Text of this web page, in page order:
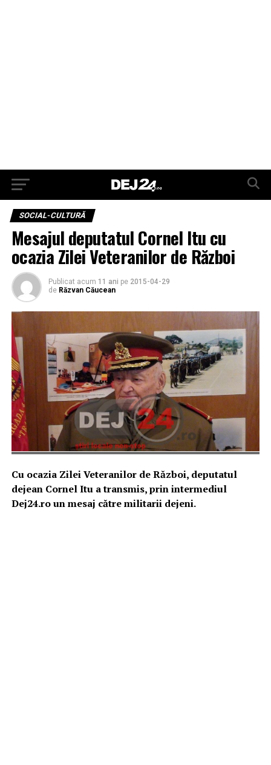
SOCIAL-CULTURĂ
Mesajul deputatul Cornel Itu cu
ocazia Zilei Veteranilor de Război
Publicat acum 11 ani pe 2015-04-29
de Răzvan Căucean
Cu ocazia Zilei Veteranilor de Război, deputatul
dejean Cornel Itu a transmis, prin intermediul
Dej24.ro un mesaj către militarii dejeni.